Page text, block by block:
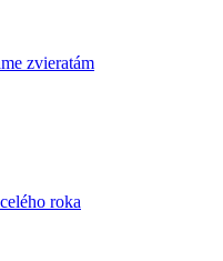
zvieratám
roka